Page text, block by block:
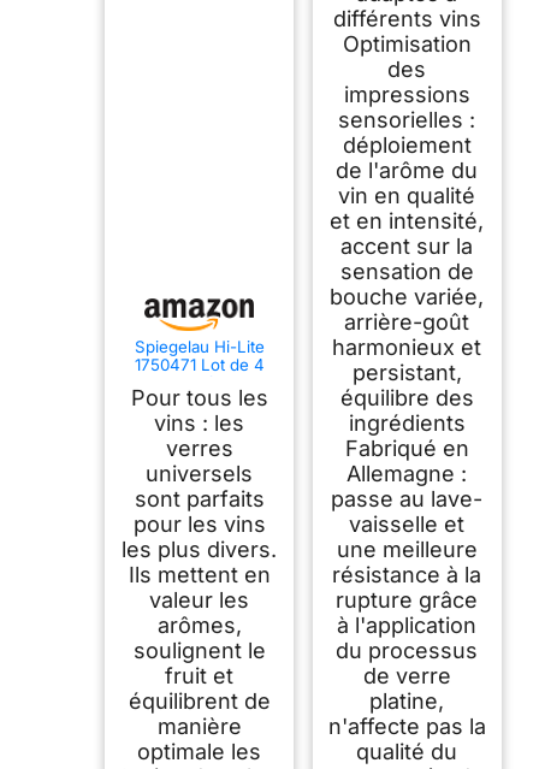
Spiegelau Hi-Lite
1750471 Lot de 4
verres à vin
universels en cristal
pour vin rouge et
blanc Passe au lave-
vaisselle 510 ml
Pour tous les
vins : les
verres
universels
sont parfaits
pour les vins
les plus divers.
Ils mettent en
valeur les
arômes,
soulignent le
fruit et
équilibrent de
manière
optimale les
différents vins
Optimisation
des
impressions
sensorielles :
déploiement
de l'arôme du
vin en qualité
et en intensité,
accent sur la
sensation de
bouche variée,
arrière-goût
harmonieux et
persistant,
équilibre des
ingrédients
Fabriqué en
Allemagne :
passe au lave-
vaisselle et
une meilleure
résistance à la
rupture grâce
à l'application
du processus
de verre
platine,
n'affecte pas la
qualité du